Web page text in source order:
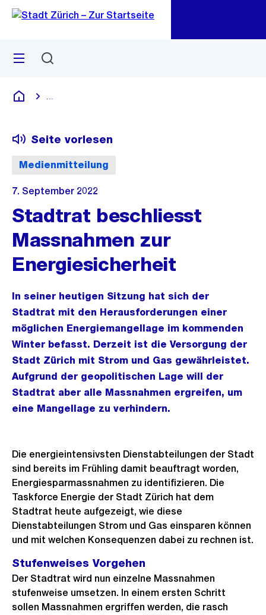
Navigation
Sprunglink
Menü
Deutsch
Medienmitteilung
Seite vorlesen
7. September 2022
Stadtrat beschliesst
Massnahmen zur
Energiesicherheit
In seiner heutigen Sitzung hat sich der
Stadtrat mit den Herausforderungen einer
möglichen Energiemangellage im kommenden
Winter befasst. Derzeit ist die Versorgung der
Stadt Zürich mit Strom und Gas gewährleistet.
Aufgrund der geopolitischen Lage will der
Stadtrat aber alle Massnahmen ergreifen, um
eine Mangellage zu verhindern.
Die energieintensivsten Dienstabteilungen der Stadt
sind bereits im Frühling damit beauftragt worden,
Energiesparmassnahmen zu identifizieren. Die
Taskforce Energie der Stadt Zürich hat dem
Stadtrat heute aufgezeigt, wie diese
Dienstabteilungen Strom und Gas einsparen können
und mit welchen Konsequenzen dabei zu rechnen ist.
Stufenweises Vorgehen
Der Stadtrat wird nun einzelne Massnahmen
stufenweise umsetzen. In einem ersten Schritt
sollen Massnahmen ergriffen werden, die rasch